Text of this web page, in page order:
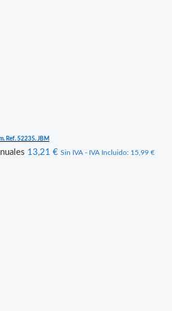
Ref. 52235. JBM
13,21 € Sin IVA - IVA Incluido: 15,99 €